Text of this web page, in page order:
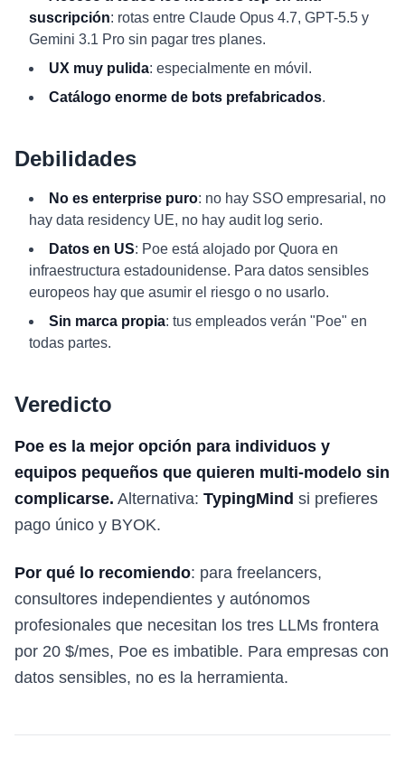
suscripción: rotas entre Claude Opus 4.7, GPT-5.5 y
Gemini 3.1 Pro sin pagar tres planes.
UX muy pulida: especialmente en móvil.
Catálogo enorme de bots prefabricados.
Debilidades
No es enterprise puro: no hay SSO empresarial, no
hay data residency UE, no hay audit log serio.
Datos en US: Poe está alojado por Quora en
infraestructura estadounidense. Para datos sensibles
europeos hay que asumir el riesgo o no usarlo.
Sin marca propia: tus empleados verán "Poe" en
todas partes.
Veredicto
Poe es la mejor opción para individuos y
equipos pequeños que quieren multi-modelo sin
complicarse. Alternativa: TypingMind si prefieres
pago único y BYOK.
Por qué lo recomiendo: para freelancers,
consultores independientes y autónomos
profesionales que necesitan los tres LLMs frontera
por 20 $/mes, Poe es imbatible. Para empresas con
datos sensibles, no es la herramienta.